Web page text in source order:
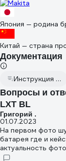
Япония — родина
Китай — страна
Документация
Инструкция к товару
Вопросы и
LXT BL
Григорий .
01.07.2023
На первом фото
батарея где и
актуальность